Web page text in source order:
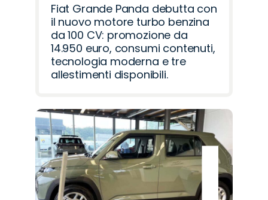
Fiat Grande Panda debutta con
il nuovo motore turbo benzina
da 100 CV: promozione da
14.950 euro, consumi contenuti,
tecnologia moderna e tre
allestimenti disponibili.